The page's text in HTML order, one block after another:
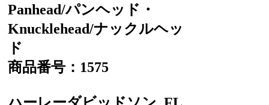
Panhead/パンヘッド・
Knucklehead/ナックルヘッ
ド
商品番号：1575